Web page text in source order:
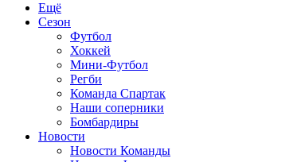
Ещё
Сезон
Футбол
Хоккей
Мини-Футбол
Регби
Команда Спартак
Наши соперники
Бомбардиры
Новости
Новости Команды